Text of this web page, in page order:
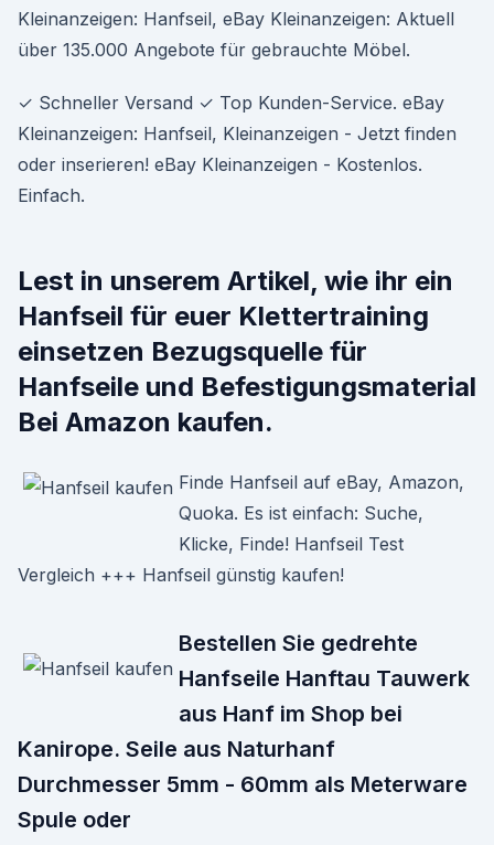
Kleinanzeigen: Hanfseil, eBay Kleinanzeigen: Aktuell
über 135.000 Angebote für gebrauchte Möbel.
✓ Schneller Versand ✓ Top Kunden-Service. eBay
Kleinanzeigen: Hanfseil, Kleinanzeigen - Jetzt finden
oder inserieren! eBay Kleinanzeigen - Kostenlos.
Einfach.
Lest in unserem Artikel, wie ihr ein
Hanfseil für euer Klettertraining
einsetzen Bezugsquelle für
Hanfseile und Befestigungsmaterial
Bei Amazon kaufen.
Finde Hanfseil auf eBay, Amazon,
Quoka. Es ist einfach: Suche,
Klicke, Finde! Hanfseil Test
Vergleich +++ Hanfseil günstig kaufen!
Bestellen Sie gedrehte
Hanfseile Hanftau Tauwerk
aus Hanf im Shop bei
Kanirope. Seile aus Naturhanf
Durchmesser 5mm - 60mm als Meterware
Spule oder